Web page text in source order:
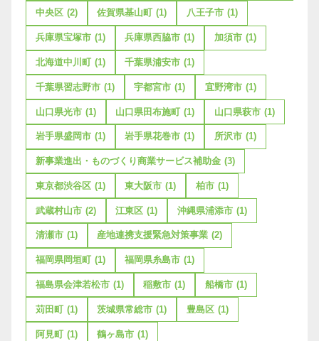
中央区 (2) 佐賀県基山町 (1) 八王子市 (1)
兵庫県宝塚市 (1) 兵庫県西脇市 (1) 加須市 (1)
北海道中川町 (1) 千葉県浦安市 (1)
千葉県習志野市 (1) 宇都宮市 (1) 宜野湾市 (1)
山口県光市 (1) 山口県田布施町 (1) 山口県萩市 (1)
岩手県盛岡市 (1) 岩手県花巻市 (1) 所沢市 (1)
新事業進出・ものづくり商業サービス補助金 (3)
東京都渋谷区 (1) 東大阪市 (1) 柏市 (1)
武蔵村山市 (2) 江東区 (1) 沖縄県浦添市 (1)
清瀬市 (1) 産地連携支援緊急対策事業 (2)
福岡県岡垣町 (1) 福岡県糸島市 (1)
福島県会津若松市 (1) 稲敷市 (1) 船橋市 (1)
苅田町 (1) 茨城県常総市 (1) 豊島区 (1)
阿見町 (1) 鶴ヶ島市 (1)